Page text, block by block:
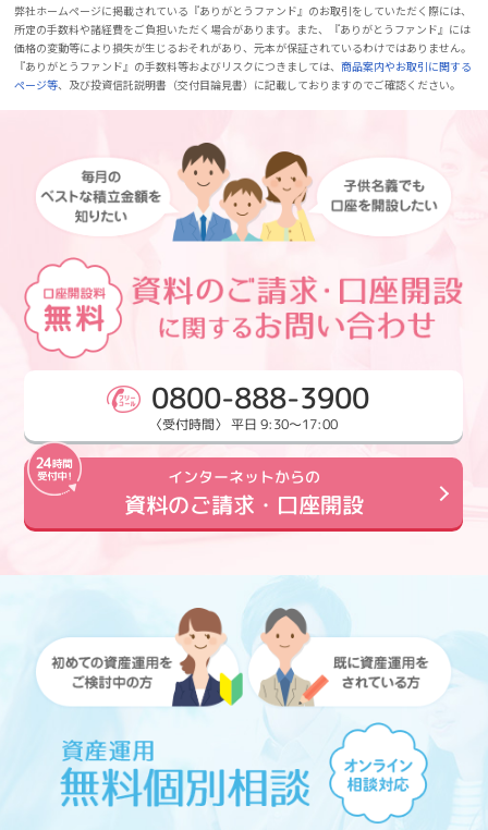
弊社ホームページに掲載されている『ありがとうファンド』のお取引をしていただく際には、
所定の手数料や諸経費をご負担いただく場合があります。また、『ありがとうファンド』には
価格の変動等により損失が生じるおそれがあり、元本が保証されているわけではありません。
『ありがとうファンド』の手数料等およびリスクにつきましては、商品案内やお取引に関する
ページ等、及び投資信託説明書（交付目論見書）に記載しておりますのでご確認ください。
0800-888-3900
〈受付時間〉 平日 9:30～17:00
インターネットからの
資料のご請求・口座開設